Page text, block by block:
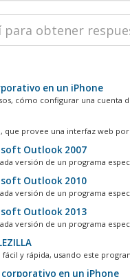
en un iPhone
cómo configurar una cuenta
provee una interfaz web por
Outlook 2007
versión de un programa
Outlook 2010
versión de un programa
Outlook 2013
versión de un programa
y rápida, usando este
en un iPhone